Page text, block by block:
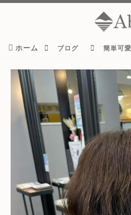
ホーム ブログ 簡単可